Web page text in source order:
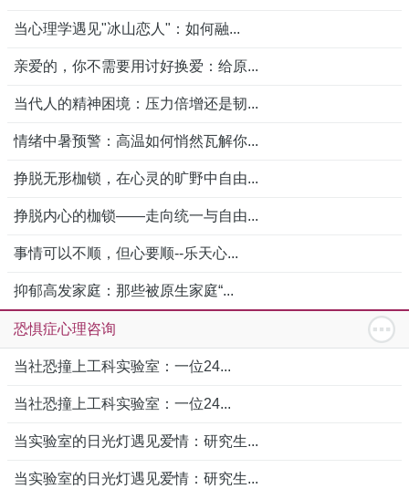
当心理学遇见"冰山恋人"：如何融...
亲爱的，你不需要用讨好换爱：给原...
当代人的精神困境：压力倍增还是韧...
情绪中暑预警：高温如何悄然瓦解你...
挣脱无形枷锁，在心灵的旷野中自由...
挣脱内心的枷锁——走向统一与自由...
事情可以不顺，但心要顺--乐天心...
抑郁高发家庭：那些被原生家庭“...
恐惧症心理咨询
当社恐撞上工科实验室：一位24...
当社恐撞上工科实验室：一位24...
当实验室的日光灯遇见爱情：研究生...
当实验室的日光灯遇见爱情：研究生...